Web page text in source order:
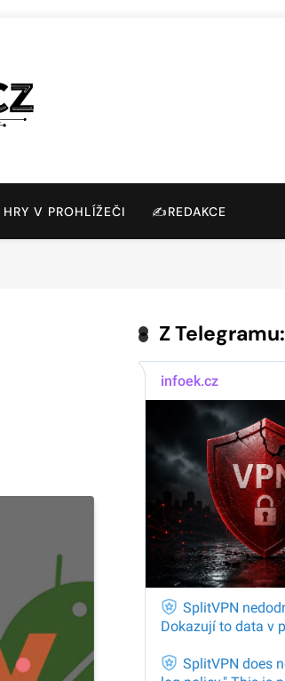
HRY V PROHLÍŽEČI ✍️REDAKCE
Z Telegramu: